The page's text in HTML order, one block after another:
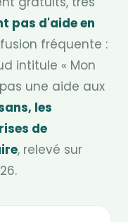
pas d'aide en
fréquente :
intitule « Mon
une aide aux
les
de
, relevé sur